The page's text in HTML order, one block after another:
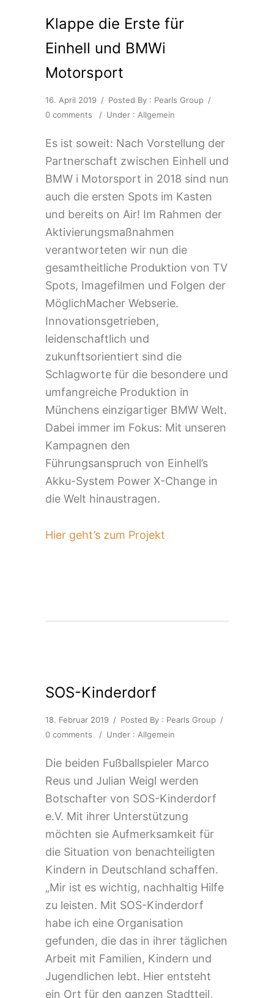
Klappe die Erste für
Einhell und BMWi
Motorsport
16. April 2019 / Posted By : Pearls Group /
0 comments
/ Under : Allgemein
Es ist soweit: Nach Vorstellung der
Partnerschaft zwischen Einhell und
BMW i Motorsport in 2018 sind nun
auch die ersten Spots im Kasten
und bereits on Air! Im Rahmen der
Aktivierungsmaßnahmen
verantworteten wir nun die
gesamtheitliche Produktion von TV
Spots, Imagefilmen und Folgen der
MöglichMacher Webserie.
Innovationsgetrieben,
leidenschaftlich und
zukunftsorientiert sind die
Schlagworte für die besondere und
umfangreiche Produktion in
Münchens einzigartiger BMW Welt.
Dabei immer im Fokus: Mit unseren
Kampagnen den
Führungsanspruch von Einhell’s
Akku-System Power X-Change in
die Welt hinaustragen.
Hier geht’s zum Projekt
SOS-Kinderdorf
18. Februar 2019 / Posted By : Pearls Group /
0 comments
/ Under : Allgemein
Die beiden Fußballspieler Marco
Reus und Julian Weigl werden
Botschafter von SOS-Kinderdorf
e.V. Mit ihrer Unterstützung
möchten sie Aufmerksamkeit für
die Situation von benachteiligten
Kindern in Deutschland schaffen.
„Mir ist es wichtig, nachhaltig Hilfe
zu leisten. Mit SOS-Kinderdorf
habe ich eine Organisation
gefunden, die das in ihrer täglichen
Arbeit mit Familien, Kindern und
Jugendlichen lebt. Hier entsteht
ein Ort für den ganzen Stadtteil,